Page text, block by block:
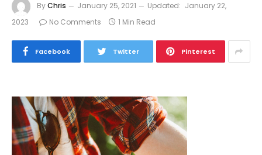
ByChris January 25, 2021 Updated: January 22,
2023
No Comments 1 Min Read
Facebook Twitter Pinterest